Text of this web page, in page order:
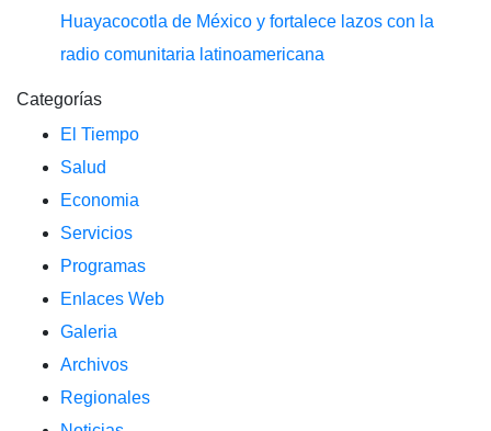
Huayacocotla de México y fortalece lazos con la
radio comunitaria latinoamericana
Categorías
El Tiempo
Salud
Economia
Servicios
Programas
Enlaces Web
Galeria
Archivos
Regionales